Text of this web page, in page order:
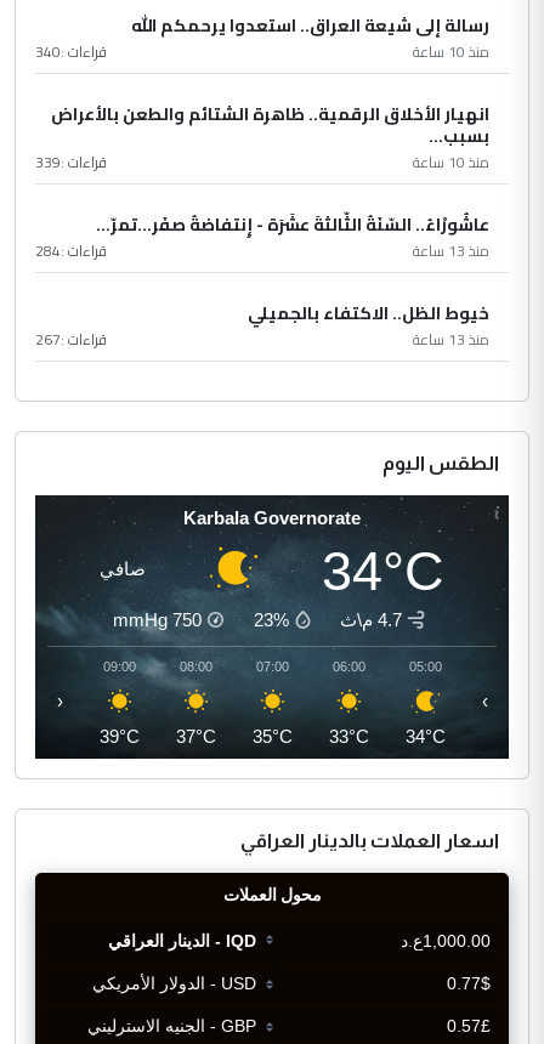
رسالة إلى شيعة العراق.. استعدوا يرحمكم الله
منذ 10 ساعة قراءات :340
انهيار الأخلاق الرقمية.. ظاهرة الشتائم والطعن بالأعراض
بسبب...
منذ 10 ساعة قراءات :339
عاشُورْاءُ.. السّنَةُ الثّالثةَ عشَرَة - إِنتفاضةُ صفَر…تمرّ...
منذ 13 ساعة قراءات :284
خيوط الظل.. الاكتفاء بالجميلي
منذ 13 ساعة قراءات :267
الطقس اليوم
Karbala Governorate
34°C صافي
4.7 م\ث 23%
750
mmHg
05:00
34°C
06:00
33°C
07:00
35°C
08:00
37°C
09:00
39°C
‹ ›
اسعار العملات بالدينار العراقي